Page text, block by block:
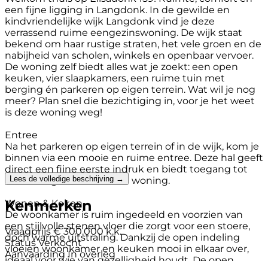
een fijne ligging in Langdonk. In de gewilde en
kindvriendelijke wijk Langdonk vind je deze
verrassend ruime eengezinswoning. De wijk staat
bekend om haar rustige straten, het vele groen en de
nabijheid van scholen, winkels en openbaar vervoer.
De woning zelf biedt alles wat je zoekt: een open
keuken, vier slaapkamers, een ruime tuin met
berging én parkeren op eigen terrein. Wat wil je nog
meer? Plan snel die bezichtiging in, voor je het weet
is deze woning weg!
Entree
Na het parkeren op eigen terrein of in de wijk, kom je
binnen via een mooie en ruime entree. Deze hal geeft
direct een fijne eerste indruk en biedt toegang tot
het woongedeelte van de woning.
Wonen & Koken
De woonkamer is ruim ingedeeld en voorzien van
een stijlvolle stenen vloer die zorgt voor een stoere,
doch warme uitstraling. Dankzij de open indeling
vloeien woonkamer en keuken mooi in elkaar over,
Lees de volledige beschrijving →
Kenmerken
Vraagprijs € 300.000 k.k.
Status Verkocht
Aanvaarding In overleg